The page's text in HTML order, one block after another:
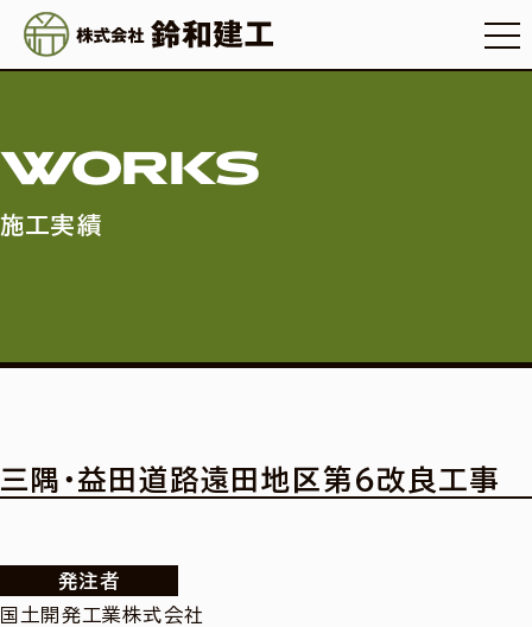
WORKS
施工実績
三隅・益田道路遠田地区第6改良工事
発注者
国土開発工業株式会社